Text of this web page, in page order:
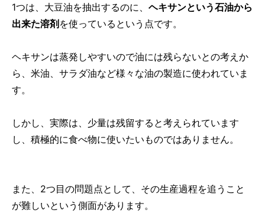
1つは、大豆油を抽出するのに、 ヘキサンという石油から
出来た溶剤を使っているという点です。
ヘキサンは蒸発しやすいので油には残らないとの考えか
ら、米油、サラダ油など様々な油の製造に使われていま
す。
しかし、実際は、少量は残留すると考えられています
し、積極的に食べ物に使いたいものではありません。
また、2つ目の問題点として、その生産過程を追うこと
が難しいという側面があります。